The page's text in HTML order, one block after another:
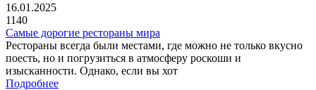
16.01.2025
1140
Самые дорогие рестораны мира
Рестораны всегда были местами, где можно не только вкусно
поесть, но и погрузиться в атмосферу роскоши и
изысканности. Однако, если вы хот
Подробнее